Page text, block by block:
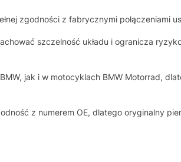
zgodności z fabrycznymi połączeniami
szczelność układu i ogranicza
jak i w motocyklach BMW Motorrad,
z numerem OE, dlatego oryginalny